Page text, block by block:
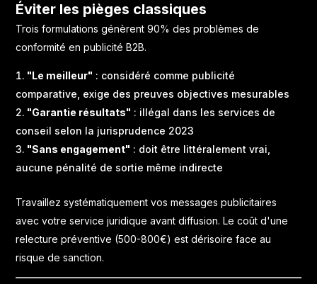
Éviter les pièges classiques
Trois formulations génèrent 90% des problèmes de
conformité en publicité B2B.
"Le meilleur" : considéré comme publicité
comparative, exige des preuves objectives mesurables
"Garantie résultats" : illégal dans les services de
conseil selon la jurisprudence 2023
"Sans engagement" : doit être littéralement vrai,
aucune pénalité de sortie même indirecte
Travaillez systématiquement vos messages publicitaires
avec votre service juridique avant diffusion. Le coût d'une
relecture préventive (500-800€) est dérisoire face au
risque de sanction.